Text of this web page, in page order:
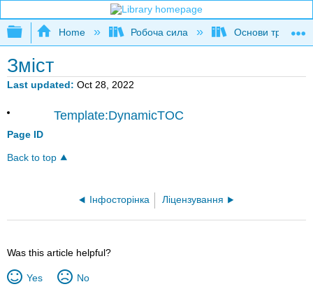
Expand/collapse global hierarchy
Home Робоча сила Основи
Зміст
Last updated Oct 28, 2022
Page ID
Template:DynamicTOC
Back to top
Інфосторінка Ліцензування
Was this article helpful?
Yes No